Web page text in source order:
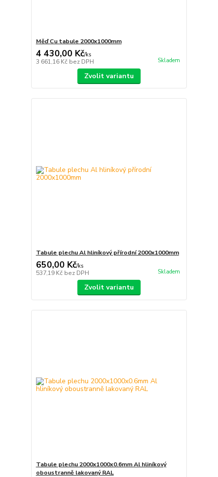
Měď Cu tabule 2000x1000mm
4 430,00 Kč/ks
3 661,16 Kč bez DPH Skladem
Zvolit variantu
Tabule plechu Al hliníkový přírodní 2000x1000mm
650,00 Kč/ks
537,19 Kč bez DPH Skladem
Zvolit variantu
Tabule plechu 2000x1000x0.6mm Al hliníkový
oboustranně lakovaný RAL